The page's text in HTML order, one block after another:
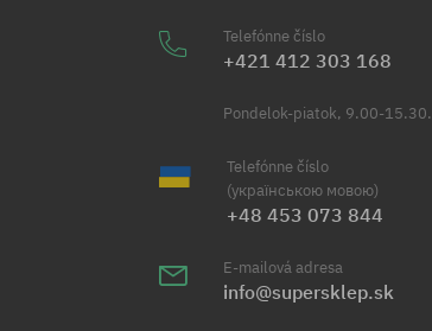
Telefónne číslo
+421 412 303 168
Pondelok-piatok, 9.00-15.30.
Telefónne číslo
(українською мовою)
+48 453 073 844
E-mailová adresa
info@supersklep.sk